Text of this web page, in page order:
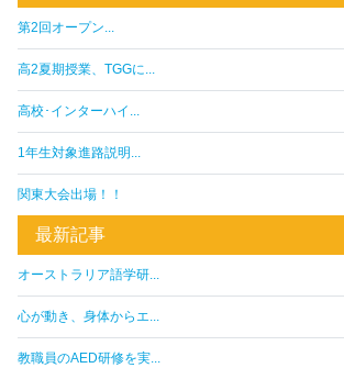
第2回オープン...
高2夏期授業、TGGに...
高校･インターハイ...
1年生対象進路説明...
関東大会出場！！
最新記事
オーストラリア語学研...
心が動き、身体からエ...
教職員のAED研修を実...